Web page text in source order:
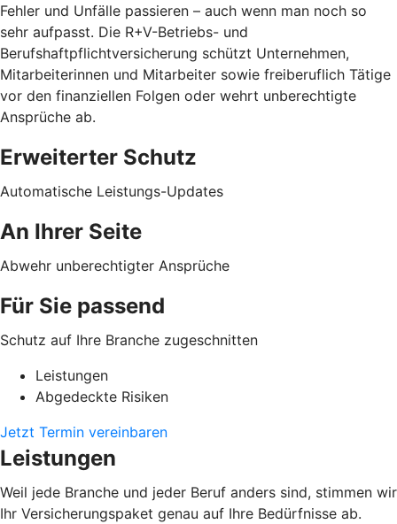
Fehler und Unfälle passieren – auch wenn man noch so
sehr aufpasst. Die R+V-Betriebs- und
Berufshaftpflichtversicherung schützt Unternehmen,
Mitarbeiterinnen und Mitarbeiter sowie freiberuflich Tätige
vor den finanziellen Folgen oder wehrt unberechtigte
Ansprüche ab.
Erweiterter Schutz
Automatische Leistungs-Updates
An Ihrer Seite
Abwehr unberechtigter Ansprüche
Für Sie passend
Schutz auf Ihre Branche zugeschnitten
Leistungen
Abgedeckte Risiken
Jetzt Termin vereinbaren
Leistungen
Weil jede Branche und jeder Beruf anders sind, stimmen wir
Ihr Versicherungspaket genau auf Ihre Bedürfnisse ab.